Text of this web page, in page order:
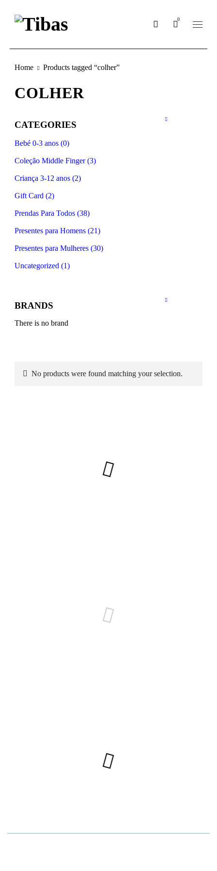
0
Home Products tagged “colher”
COLHER
CATEGORIES
Bebé 0-3 anos (0)
Coleção Middle Finger (3)
Criança 3-12 anos (2)
Gift Card (2)
Prendas Para Todos (38)
Presentes para Homens (21)
Presentes para Mulheres (30)
Uncategorized (1)
BRANDS
There is no brand
No products were found matching your selection.